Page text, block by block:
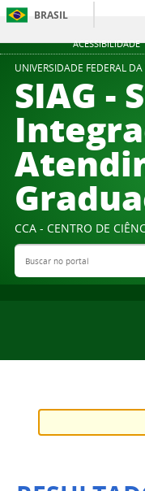
ACESSIBILIDADE
BRASIL
UNIVERSIDADE FEDERAL
SIAG -
CCA - CENTRO DE
Buscar no portal